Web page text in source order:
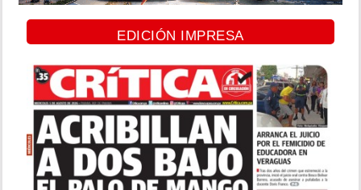
EDICIÓN IMPRESA